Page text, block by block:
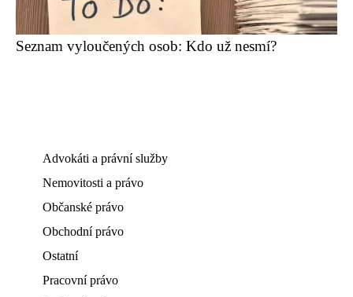
Seznam vyloučených osob: Kdo už nesmí?
Advokáti a právní služby
Nemovitosti a právo
Občanské právo
Obchodní právo
Ostatní
Pracovní právo